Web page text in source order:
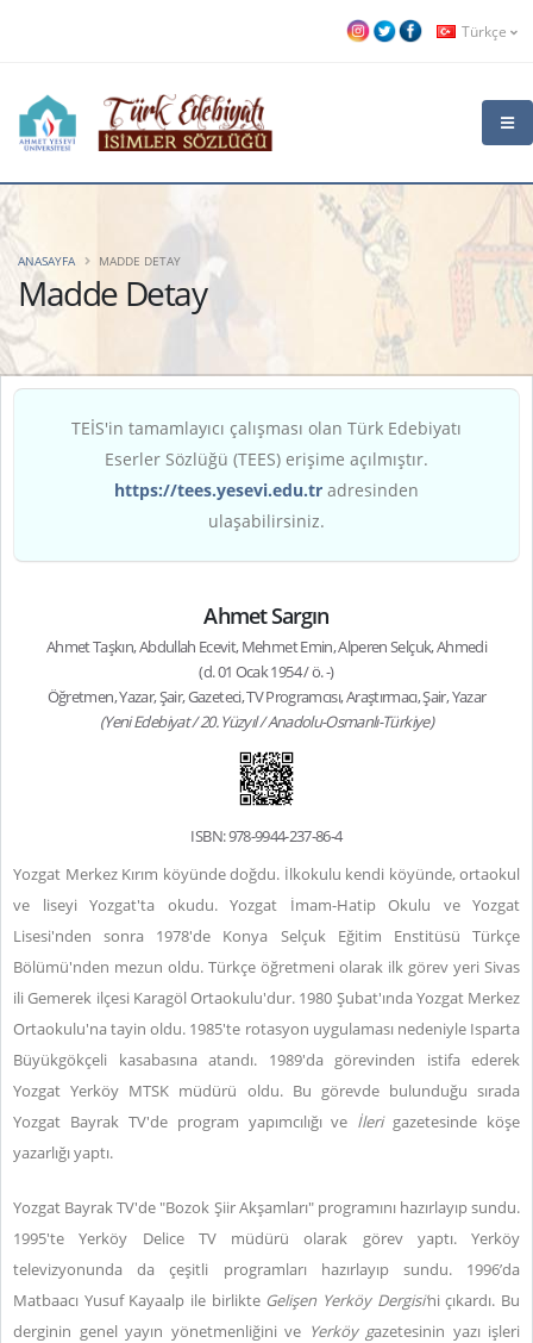
Türkçe
Madde Detay
ANASAYFA MADDE DETAY
TEİS'in tamamlayıcı çalışması olan Türk Edebiyatı
Eserler Sözlüğü (TEES) erişime açılmıştır.
https://tees.yesevi.edu.tr adresinden
ulaşabilirsiniz.
Ahmet Sargın
Ahmet Taşkın, Abdullah Ecevit, Mehmet Emin, Alperen Selçuk, Ahmedi
(d. 01 Ocak 1954 / ö. -)
Öğretmen, Yazar, Şair, Gazeteci, TV Programcısı, Araştırmacı, Şair, Yazar
(Yeni Edebiyat / 20. Yüzyıl / Anadolu-Osmanlı-Türkiye)
ISBN: 978-9944-237-86-4
Yozgat Merkez Kırım köyünde doğdu. İlkokulu kendi köyünde, ortaokul
ve liseyi Yozgat'ta okudu. Yozgat İmam-Hatip Okulu ve Yozgat
Lisesi'nden sonra 1978'de Konya Selçuk Eğitim Enstitüsü Türkçe
Bölümü'nden mezun oldu. Türkçe öğretmeni olarak ilk görev yeri Sivas
ili Gemerek ilçesi Karagöl Ortaokulu'dur. 1980 Şubat'ında Yozgat Merkez
Ortaokulu'na tayin oldu. 1985'te rotasyon uygulaması nedeniyle Isparta
Büyükgökçeli kasabasına atandı. 1989'da görevinden istifa ederek
Yozgat Yerköy MTSK müdürü oldu. Bu görevde bulunduğu sırada
Yozgat Bayrak TV'de program yapımcılığı ve İleri gazetesinde köşe
yazarlığı yaptı.
Yozgat Bayrak TV'de "Bozok Şiir Akşamları" programını hazırlayıp sundu.
1995'te Yerköy Delice TV müdürü olarak görev yaptı. Yerköy
televizyonunda da çeşitli programları hazırlayıp sundu. 1996’da
Matbaacı Yusuf Kayaalp ile birlikte Gelişen Yerköy Dergisi’ni çıkardı. Bu
derginin genel yayın yönetmenliğini ve Yerköy gazetesinin yazı işleri